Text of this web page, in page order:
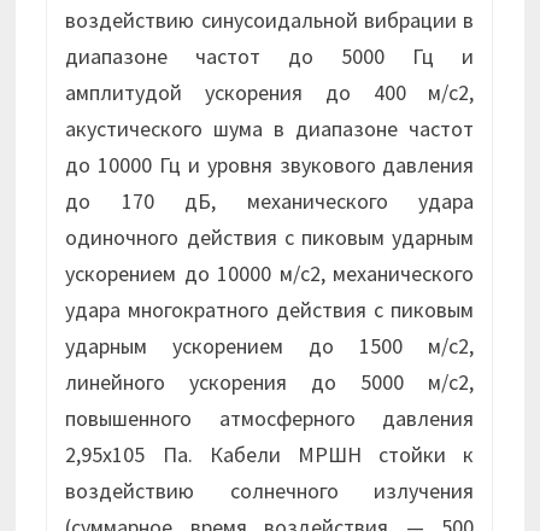
воздействию синусоидальной вибрации в
диапазоне частот до 5000 Гц и
амплитудой ускорения до 400 м/с2,
акустического шума в диапазоне частот
до 10000 Гц и уровня звукового давления
до 170 дБ, механического удара
одиночного действия с пиковым ударным
ускорением до 10000 м/с2, механического
удара многократного действия с пиковым
ударным ускорением до 1500 м/с2,
линейного ускорения до 5000 м/с2,
повышенного атмосферного давления
2,95х105 Па. Кабели МРШН стойки к
воздействию солнечного излучения